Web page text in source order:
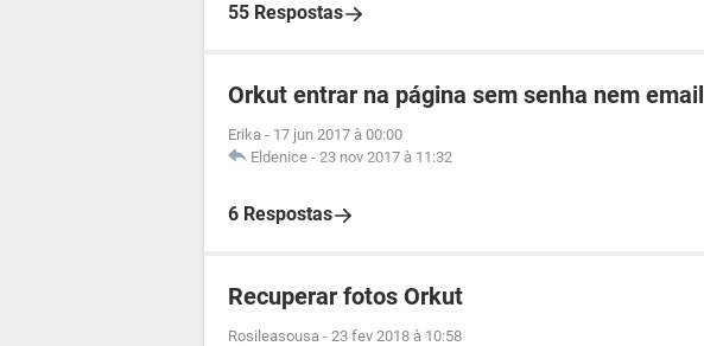
55 Respostas
Orkut entrar na página sem senha nem email
Erika - 17 jun 2017 à 00:00
Eldenice - 23 nov 2017 à 11:32
6 Respostas
Recuperar fotos Orkut
Rosileasousa - 23 fev 2018 à 10:58